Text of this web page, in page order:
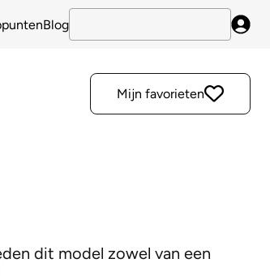
Blog
Mijn favorieten
dit model zowel van een